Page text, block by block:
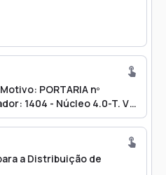
PORTARIA nº
1404 - Núcleo 4.0-T. V
Pereira Júnior
a Distribuição de